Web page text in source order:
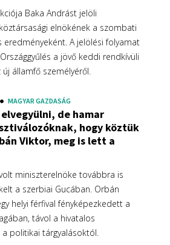
Baka Andrást jelöli
elnökének a szombati
eredményeként. A jelölési folyamat
a jövő keddi rendkívüli
államfő személyéről.
MAGYAR GAZDASÁG
de hamar
hogy köztük
Viktor, meg is lett a
miniszterelnöke továbbra is
a szerbiai Gucában. Orbán
helyi férfival fényképezkedett a
távol a hivatalos
politikai tárgyalásoktól.